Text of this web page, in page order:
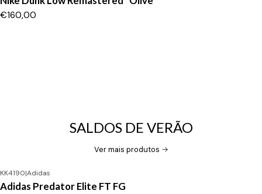
€160,00
SALDOS DE VERÃO
Ver mais produtos
-24%DESCONTO
Novo
KK4190|Adidas
Adidas Predator Elite FT FG